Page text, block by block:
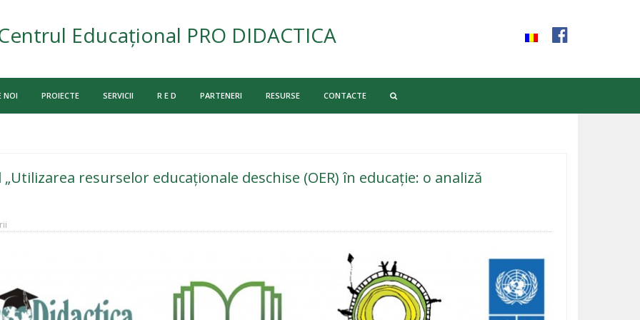
Educațional PRO DIDACTICA
NOI PROIECTE SERVICII R E D PARTENERI RESURSE CONTACTE
resurselor educaționale deschise (OER) în educație: o analiză